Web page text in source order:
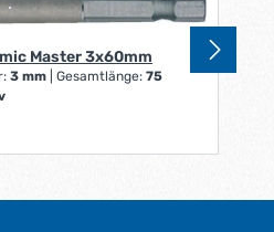
Master 3x60mm
3 mm Gesamtlänge:75